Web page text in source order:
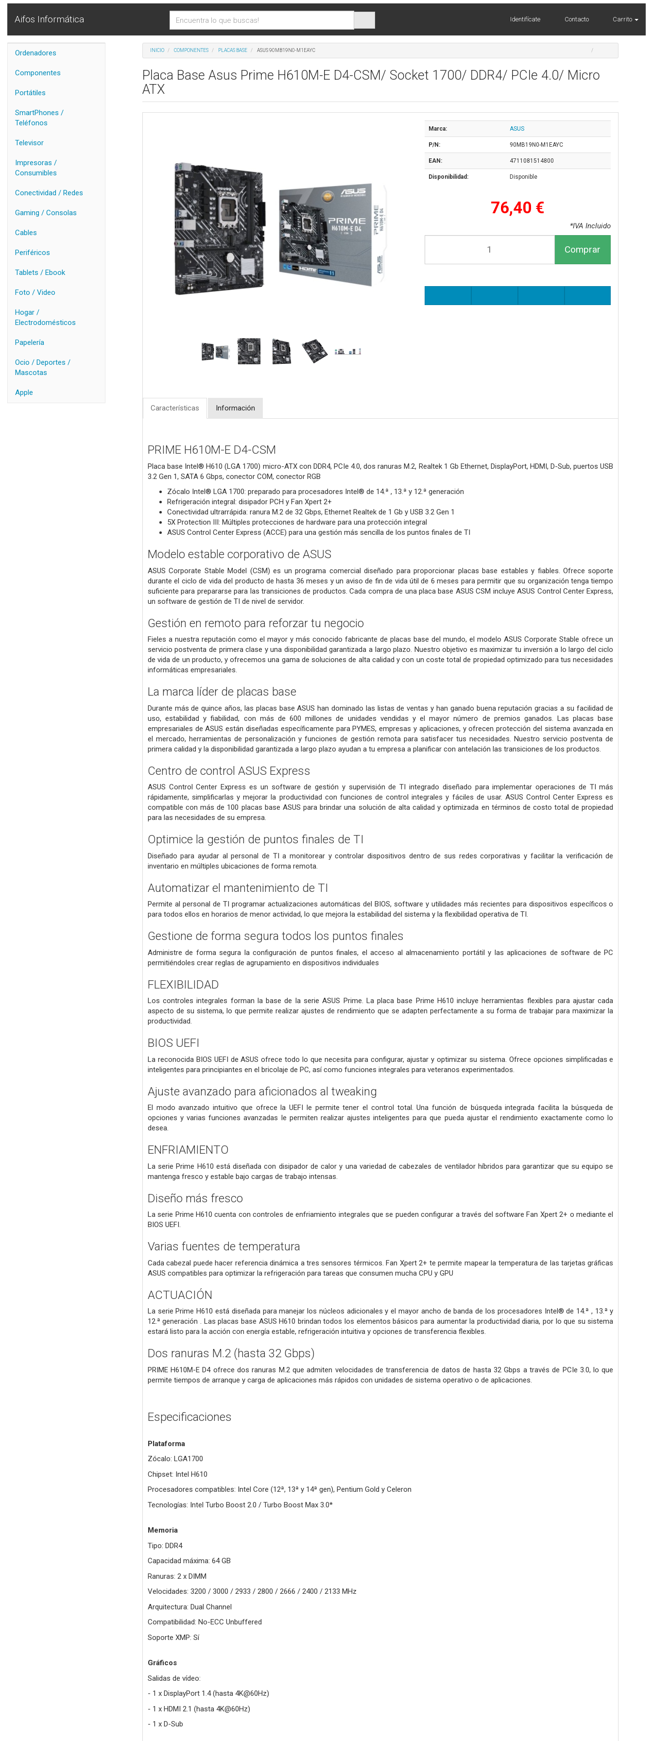
Aifos Informática Identifícate Contacto Carrito
Ordenadores
Componentes
Portátiles
SmartPhones /
Teléfonos
Televisor
Impresoras /
Consumibles
Conectividad / Redes
Gaming / Consolas
Cables
Periféricos
Tablets / Ebook
Foto / Video
Hogar /
Electrodomésticos
Papelería
Ocio / Deportes /
Mascotas
Apple
INICIO COMPONENTES PLACAS BASE ASUS 90MB19N0-M1EAYC
Placa Base Asus Prime H610M-E D4-CSM/ Socket 1700/ DDR4/ PCIe 4.0/ Micro
ATX
Marca: ASUS
P/N: 90MB19N0-M1EAYC
EAN: 4711081514800
Disponibilidad: Disponible
76,40 €
*IVA Incluido
Comprar
Características Información
PRIME H610M-E D4-CSM
Placa base Intel® H610 (LGA 1700) micro-ATX con DDR4, PCIe 4.0, dos ranuras M.2, Realtek 1 Gb Ethernet, DisplayPort, HDMI, D-Sub, puertos USB
3.2 Gen 1, SATA 6 Gbps, conector COM, conector RGB
Zócalo Intel® LGA 1700: preparado para procesadores Intel® de 14.ª , 13.ª y 12.ª generación
Refrigeración integral: disipador PCH y Fan Xpert 2+
Conectividad ultrarrápida: ranura M.2 de 32 Gbps, Ethernet Realtek de 1 Gb y USB 3.2 Gen 1
5X Protection III: Múltiples protecciones de hardware para una protección integral
ASUS Control Center Express (ACCE) para una gestión más sencilla de los puntos finales de TI
Modelo estable corporativo de ASUS
ASUS Corporate Stable Model (CSM) es un programa comercial diseñado para proporcionar placas base estables y fiables. Ofrece soporte
durante el ciclo de vida del producto de hasta 36 meses y un aviso de fin de vida útil de 6 meses para permitir que su organización tenga tiempo
suficiente para prepararse para las transiciones de productos. Cada compra de una placa base ASUS CSM incluye ASUS Control Center Express,
un software de gestión de TI de nivel de servidor.
Gestión en remoto para reforzar tu negocio
Fieles a nuestra reputación como el mayor y más conocido fabricante de placas base del mundo, el modelo ASUS Corporate Stable ofrece un
servicio postventa de primera clase y una disponibilidad garantizada a largo plazo. Nuestro objetivo es maximizar tu inversión a lo largo del ciclo
de vida de un producto, y ofrecemos una gama de soluciones de alta calidad y con un coste total de propiedad optimizado para tus necesidades
informáticas empresariales.
La marca líder de placas base
Durante más de quince años, las placas base ASUS han dominado las listas de ventas y han ganado buena reputación gracias a su facilidad de
uso, estabilidad y fiabilidad, con más de 600 millones de unidades vendidas y el mayor número de premios ganados. Las placas base
empresariales de ASUS están diseñadas específicamente para PYMES, empresas y aplicaciones, y ofrecen protección del sistema avanzada en
el mercado, herramientas de personalización y funciones de gestión remota para satisfacer tus necesidades. Nuestro servicio postventa de
primera calidad y la disponibilidad garantizada a largo plazo ayudan a tu empresa a planificar con antelación las transiciones de los productos.
Centro de control ASUS Express
ASUS Control Center Express es un software de gestión y supervisión de TI integrado diseñado para implementar operaciones de TI más
rápidamente, simplificarlas y mejorar la productividad con funciones de control integrales y fáciles de usar. ASUS Control Center Express es
compatible con más de 100 placas base ASUS para brindar una solución de alta calidad y optimizada en términos de costo total de propiedad
para las necesidades de su empresa.
Optimice la gestión de puntos finales de TI
Diseñado para ayudar al personal de TI a monitorear y controlar dispositivos dentro de sus redes corporativas y facilitar la verificación de
inventario en múltiples ubicaciones de forma remota.
Automatizar el mantenimiento de TI
Permite al personal de TI programar actualizaciones automáticas del BIOS, software y utilidades más recientes para dispositivos específicos o
para todos ellos en horarios de menor actividad, lo que mejora la estabilidad del sistema y la flexibilidad operativa de TI.
Gestione de forma segura todos los puntos finales
Administre de forma segura la configuración de puntos finales, el acceso al almacenamiento portátil y las aplicaciones de software de PC
permitiéndoles crear reglas de agrupamiento en dispositivos individuales
FLEXIBILIDAD
Los controles integrales forman la base de la serie ASUS Prime. La placa base Prime H610 incluye herramientas flexibles para ajustar cada
aspecto de su sistema, lo que permite realizar ajustes de rendimiento que se adapten perfectamente a su forma de trabajar para maximizar la
productividad.
BIOS UEFI
La reconocida BIOS UEFI de ASUS ofrece todo lo que necesita para configurar, ajustar y optimizar su sistema. Ofrece opciones simplificadas e
inteligentes para principiantes en el bricolaje de PC, así como funciones integrales para veteranos experimentados.
Ajuste avanzado para aficionados al tweaking
El modo avanzado intuitivo que ofrece la UEFI le permite tener el control total. Una función de búsqueda integrada facilita la búsqueda de
opciones y varias funciones avanzadas le permiten realizar ajustes inteligentes para que pueda ajustar el rendimiento exactamente como lo
desea.
ENFRIAMIENTO
La serie Prime H610 está diseñada con disipador de calor y una variedad de cabezales de ventilador híbridos para garantizar que su equipo se
mantenga fresco y estable bajo cargas de trabajo intensas.
Diseño más fresco
La serie Prime H610 cuenta con controles de enfriamiento integrales que se pueden configurar a través del software Fan Xpert 2+ o mediante el
BIOS UEFI.
Varias fuentes de temperatura
Cada cabezal puede hacer referencia dinámica a tres sensores térmicos. Fan Xpert 2+ te permite mapear la temperatura de las tarjetas gráficas
ASUS compatibles para optimizar la refrigeración para tareas que consumen mucha CPU y GPU
ACTUACIÓN
La serie Prime H610 está diseñada para manejar los núcleos adicionales y el mayor ancho de banda de los procesadores Intel® de 14.ª , 13.ª y
12.ª generación . Las placas base ASUS H610 brindan todos los elementos básicos para aumentar la productividad diaria, por lo que su sistema
estará listo para la acción con energía estable, refrigeración intuitiva y opciones de transferencia flexibles.
Dos ranuras M.2 (hasta 32 Gbps)
PRIME H610M-E D4 ofrece dos ranuras M.2 que admiten velocidades de transferencia de datos de hasta 32 Gbps a través de PCIe 3.0, lo que
permite tiempos de arranque y carga de aplicaciones más rápidos con unidades de sistema operativo o de aplicaciones.
Especificaciones
Plataforma
Zócalo: LGA1700
Chipset: Intel H610
Procesadores compatibles: Intel Core (12ª, 13ª y 14ª gen), Pentium Gold y Celeron
Tecnologías: Intel Turbo Boost 2.0 / Turbo Boost Max 3.0*
Memoria
Tipo: DDR4
Capacidad máxima: 64 GB
Ranuras: 2 x DIMM
Velocidades: 3200 / 3000 / 2933 / 2800 / 2666 / 2400 / 2133 MHz
Arquitectura: Dual Channel
Compatibilidad: No-ECC Unbuffered
Soporte XMP: Sí
Gráficos
Salidas de vídeo:
- 1 x DisplayPort 1.4 (hasta 4K@60Hz)
- 1 x HDMI 2.1 (hasta 4K@60Hz)
- 1 x D-Sub